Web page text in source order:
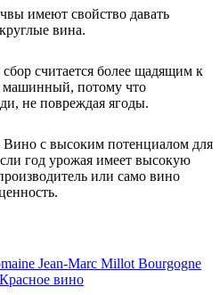
имеют свойство давать
вина.
считается более щадящим к
машинный, потому что
не повреждая ягоды.
Вино с высоким потенциалом для
год урожая имеет высокую
или само вино
Jean-Marc Millot Bourgogne
вино